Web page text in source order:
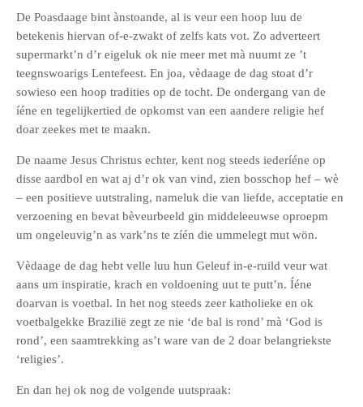
De Poasdaage bint ànstoande, al is veur een hoop luu de
betekenis hiervan of-e-zwakt of zelfs kats vot. Zo adverteert
supermarkt’n d’r eigeluk ok nie meer met mà nuumt ze ’t
teegnswoarigs Lentefeest. En joa, vèdaage de dag stoat d’r
sowieso een hoop tradities op de tocht. De ondergang van de
íéne en tegelijkertied de opkomst van een aandere religie hef
doar zeekes met te maakn.
De naame Jesus Christus echter, kent nog steeds iederíéne op
disse aardbol en wat aj d’r ok van vind, zien bosschop hef – wè
– een positieve uutstraling, nameluk die van liefde, acceptatie en
verzoening en bevat bèveurbeeld gin middeleeuwse oproepm
um ongeleuvig’n as vark’ns te zíén die ummelegt mut wön.
Vèdaage de dag hebt velle luu hun Geleuf in-e-ruild veur wat
aans um inspiratie, krach en voldoening uut te putt’n. Íéne
doarvan is voetbal. In het nog steeds zeer katholieke en ok
voetbalgekke Brazilië zegt ze nie ‘de bal is rond’ mà ‘God is
rond’, een saamtrekking as’t ware van de 2 doar belangriekste
‘religies’.
En dan hej ok nog de volgende uutspraak: